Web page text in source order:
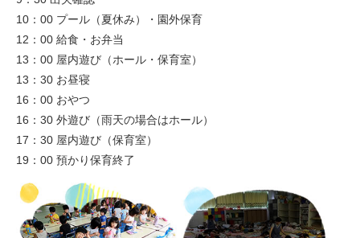
10：00 プール（夏休み）・園外保育
12：00 給食・お弁当
13：00 屋内遊び（ホール・保育室）
13：30 お昼寝
16：00 おやつ
16：30 外遊び（雨天の場合はホール）
17：30 屋内遊び（保育室）
19：00 預かり保育終了